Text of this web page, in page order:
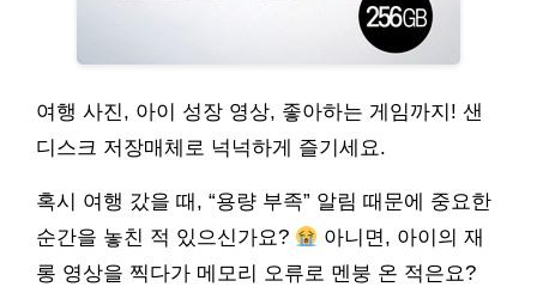
여행 사진, 아이 성장 영상, 좋아하는 게임까지! 샌
디스크 저장매체로 넉넉하게 즐기세요.
혹시 여행 갔을 때, “용량 부족” 알림 때문에 중요한
순간을 놓친 적 있으신가요?
아니면, 아이의 재
롱 영상을 찍다가 메모리 오류로 멘붕 온 적은요?